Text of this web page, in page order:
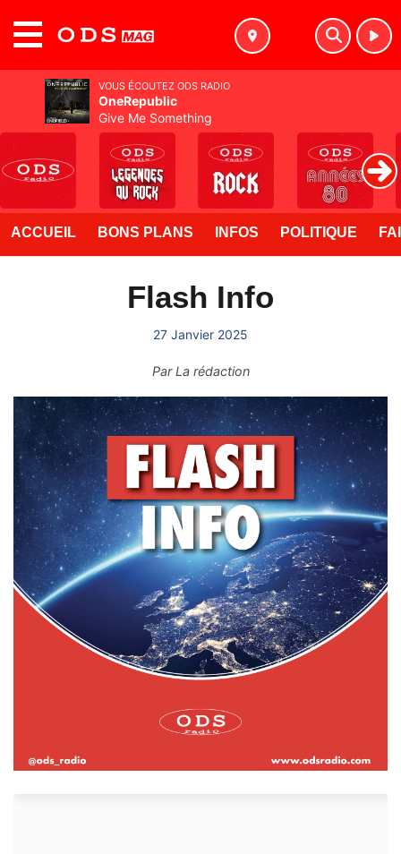
ACCUEIL BONS PLANS INFOS POLITIQUE
Flash Info
27 Janvier 2025
ParLa rédaction
VOUS ÉCOUTEZ ODS RADIO
OneRepublic
Give Me Something